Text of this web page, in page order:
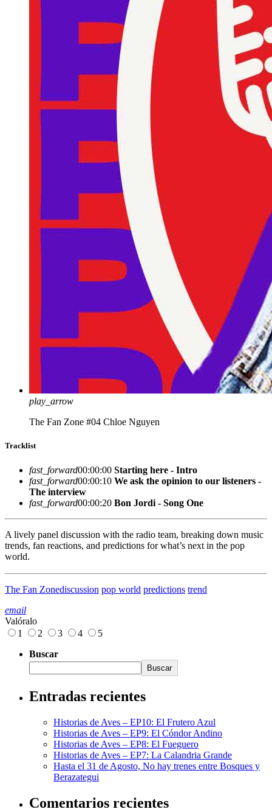
play_arrow
The Fan Zone #04 Chloe Nguyen
Tracklist
fast_forward00:00:00 Starting here - Intro
fast_forward00:00:10 We ask the opinion to our listeners -
The interview
fast_forward00:00:20 Bon Jordi - Song One
A lively panel discussion with the radio team, breaking down music
trends, fan reactions, and predictions for what’s next in the pop
world.
The Fan Zonediscussion pop world predictions trend
email
Valóralo
1
2 3 4
5
Buscar
Buscar
Entradas recientes
Historias de Aves – EP10: El Frutero Azul
Historias de Aves – EP9: El Cóndor Andino
Historias de Aves – EP8: El Fueguero
Historias de Aves – EP7: La Calandria Grande
Hasta el 31 de Agosto, No hay trenes entre Bosques y
Berazategui
Comentarios recientes